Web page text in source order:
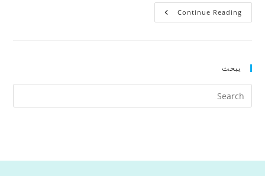
Continue Readingكلية
الإمام
كفاءة
العربية
يبحث